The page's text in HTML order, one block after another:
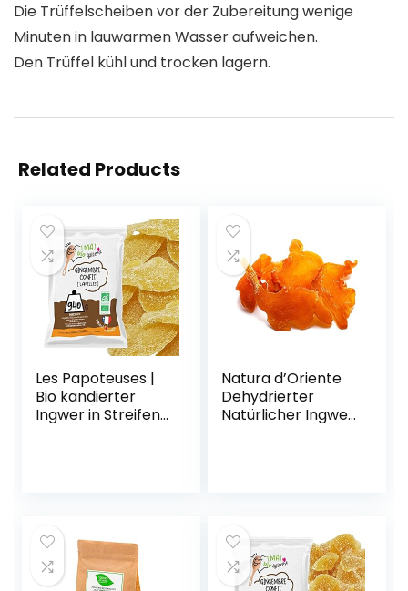
Die Trüffelscheiben vor der Zubereitung wenige
Minuten in lauwarmen Wasser aufweichen.
Den Trüffel kühl und trocken lagern.
Related Products
Les Papoteuses |
Bio kandierter
Ingwer in Streifen
| Ohne
Konservierungsmit
tel
Natura d’Oriente
Dehydrierter
Natürlicher Ingwer